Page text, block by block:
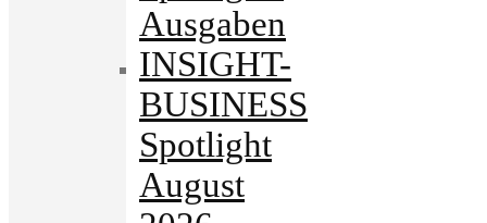
Ausgaben
INSIGHT-
BUSINESS
Spotlight
August